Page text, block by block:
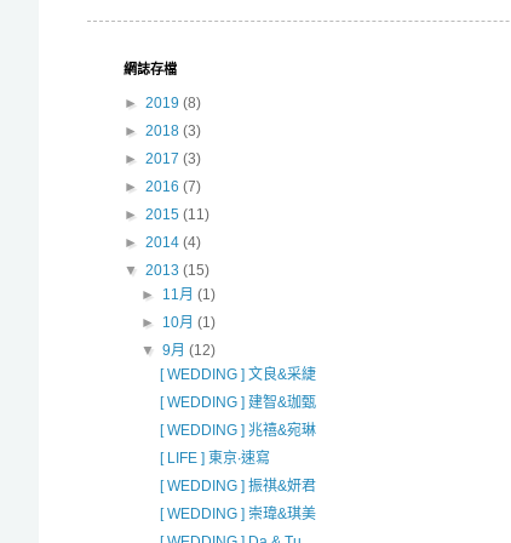
網誌存檔
► 2019 (8)
► 2018 (3)
► 2017 (3)
► 2016 (7)
► 2015 (11)
► 2014 (4)
▼ 2013 (15)
► 11月(1)
► 10月(1)
▼9月(12)
[ WEDDING ] 文良&采緁
[ WEDDING ] 建智&珈甄
[ WEDDING ] 兆禧&宛琳
[ LIFE ] 東京‧速寫
[ WEDDING ] 振祺&妍君
[ WEDDING ] 崇瑋&琪美